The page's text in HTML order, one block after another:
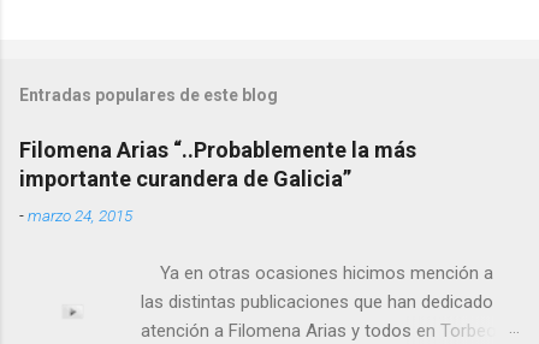
Entradas populares de este blog
Filomena Arias “..Probablemente la más
importante curandera de Galicia”
-marzo 24, 2015
Ya en otras ocasiones hicimos mención a
las distintas publicaciones que han dedicado
atención a Filomena Arias y todos en Torbeo